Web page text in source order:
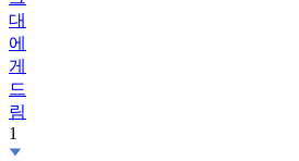
대
에
게
드
림
1